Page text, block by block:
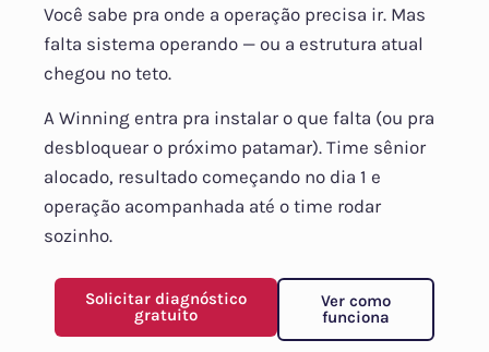
Você sabe pra onde a operação precisa ir. Mas
falta sistema operando — ou a estrutura atual
chegou no teto.
A Winning entra pra instalar o que falta (ou pra
desbloquear o próximo patamar). Time sênior
alocado, resultado começando no dia 1 e
operação acompanhada até o time rodar
sozinho.
Solicitar diagnóstico
gratuito
Ver como
funciona